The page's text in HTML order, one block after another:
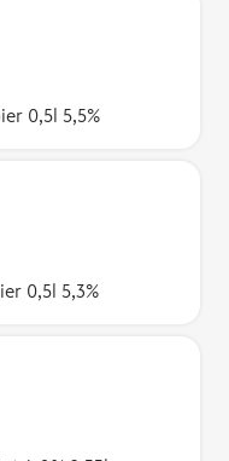
0,5l 5,5%
0,5l 5,3%